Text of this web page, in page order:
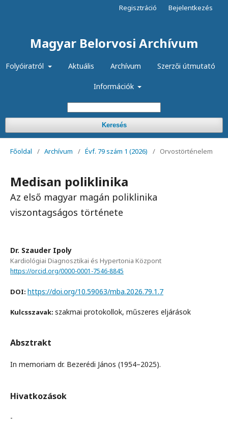
Magyar Belorvosi Archívum
Folyóiratról Aktuális Archívum Szerzői útmutató
Információk
Keresés
Regisztráció Bejelentkezés
Főoldal / Archívum / Évf. 79 szám 1 (2026) / Orvostörténelem
Medisan poliklinika
Az első magyar magán poliklinika
viszontagságos története
Dr. Szauder Ipoly
Kardiológiai Diagnosztikai és Hypertonia Központ
https://orcid.org/0000-0001-7546-8845
DOI: https://doi.org/10.59063/mba.2026.79.1.7
Kulcsszavak: szakmai protokollok, műszeres eljárások
Absztrakt
In memoriam dr. Bezerédi János (1954–2025).
Hivatkozások
-